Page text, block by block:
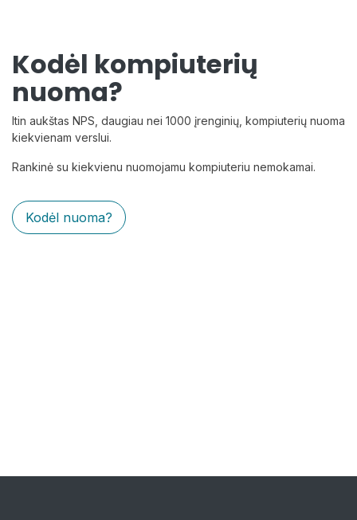
Kodėl kompiuterių
nuoma?
Itin aukštas NPS, daugiau nei 1000 įrenginių, kompiuterių nuoma
kiekvienam verslui.
Rankinė su kiekvienu nuomojamu kompiuteriu nemokamai.
Kodėl nuoma?